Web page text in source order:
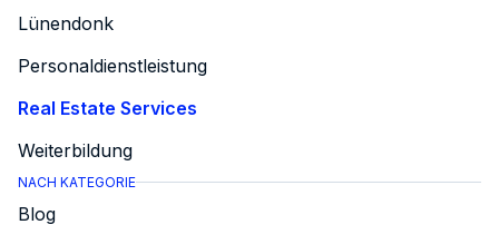
Lünendonk
Personaldienstleistung
Real Estate Services
Weiterbildung
NACH KATEGORIE
Blog